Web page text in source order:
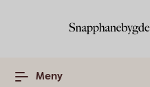
Meny